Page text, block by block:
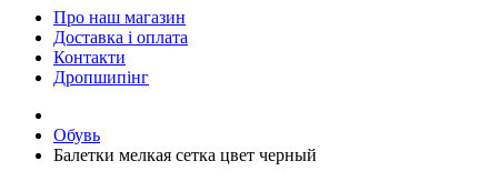
Про наш магазин
Доставка і оплата
Контакти
Дропшипінг
Обувь
Балетки мелкая сетка цвет черный